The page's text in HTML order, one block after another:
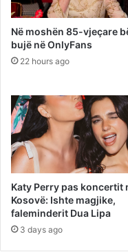
Në moshën 85-vjeçare
bujë në OnlyFans
22 hours ago
Katy Perry pas koncertit
Kosovë: Ishte magjike,
faleminderit Dua Lipa
3 days ago